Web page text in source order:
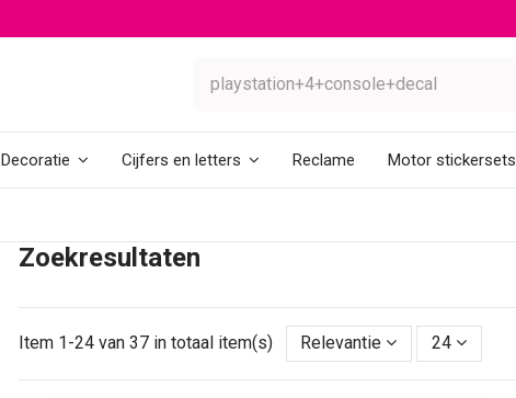
Decoratie Cijfers en letters Reclame Motor stickersets
Zoekresultaten
Item 1-24 van 37 in totaal item(s) Relevantie 24